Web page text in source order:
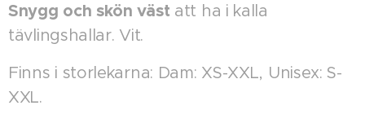
Snygg och skön västatt ha i kalla
tävlingshallar. Vit.
Finns i storlekarna: Dam: XS-XXL, Unisex: S-
XXL.